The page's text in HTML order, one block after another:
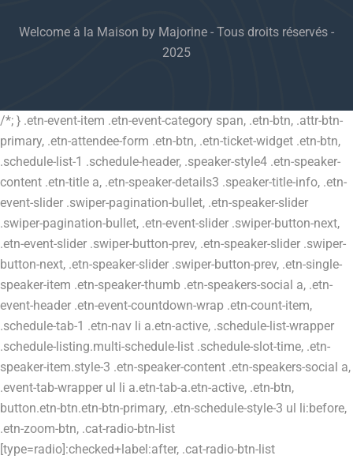
Welcome à la Maison by Majorine - Tous droits réservés -
2025
/*; } .etn-event-item .etn-event-category span, .etn-btn, .attr-btn-
primary, .etn-attendee-form .etn-btn, .etn-ticket-widget .etn-btn,
.schedule-list-1 .schedule-header, .speaker-style4 .etn-speaker-
content .etn-title a, .etn-speaker-details3 .speaker-title-info, .etn-
event-slider .swiper-pagination-bullet, .etn-speaker-slider
.swiper-pagination-bullet, .etn-event-slider .swiper-button-next,
.etn-event-slider .swiper-button-prev, .etn-speaker-slider .swiper-
button-next, .etn-speaker-slider .swiper-button-prev, .etn-single-
speaker-item .etn-speaker-thumb .etn-speakers-social a, .etn-
event-header .etn-event-countdown-wrap .etn-count-item,
.schedule-tab-1 .etn-nav li a.etn-active, .schedule-list-wrapper
.schedule-listing.multi-schedule-list .schedule-slot-time, .etn-
speaker-item.style-3 .etn-speaker-content .etn-speakers-social a,
.event-tab-wrapper ul li a.etn-tab-a.etn-active, .etn-btn,
button.etn-btn.etn-btn-primary, .etn-schedule-style-3 ul li:before,
.etn-zoom-btn, .cat-radio-btn-list
[type=radio]:checked+label:after, .cat-radio-btn-list